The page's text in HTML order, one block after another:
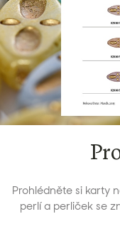
Prohlédněte si karty
perlí a perliček se